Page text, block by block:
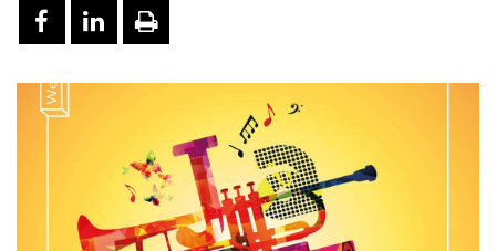
PARTAGER SUR FACEBOOK
PARTAGER SUR LINKEDIN
IMPRIMER